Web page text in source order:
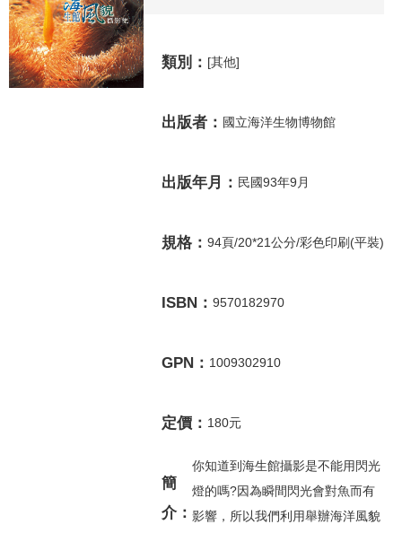
類別： [其他]
出版者： 國立海洋生物博物館
出版年月： 民國93年9月
規格： 94頁/20*21公分/彩色印刷(平裝)
ISBN： 9570182970
GPN： 1009302910
定價： 180元
簡
介：
你知道到海生館攝影是不能用閃光
燈的嗎?因為瞬間閃光會對魚而有
影響，所以我們利用舉辦海洋風貌